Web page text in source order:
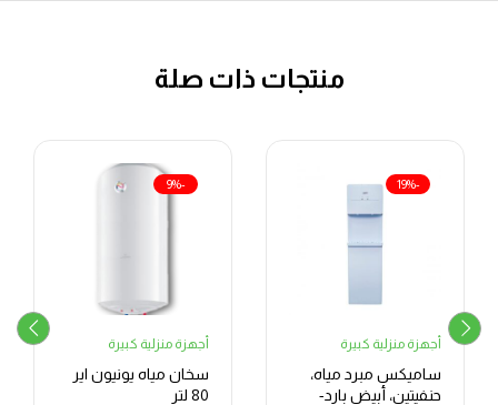
منتجات ذات صلة
-19%
أجهزة منزلية كبيرة
ساميكس مبرد مياه،
حنفيتين، أبيض بارد-
-9%
أجهزة منزلية كبيرة
سخان مياه يونيون اير
80 لتر